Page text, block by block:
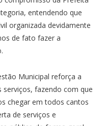
entendendo que
organizada devidamente
de fato fazer a
Municipal reforça a
fazendo com que
chegar em todos cantos
de serviços e